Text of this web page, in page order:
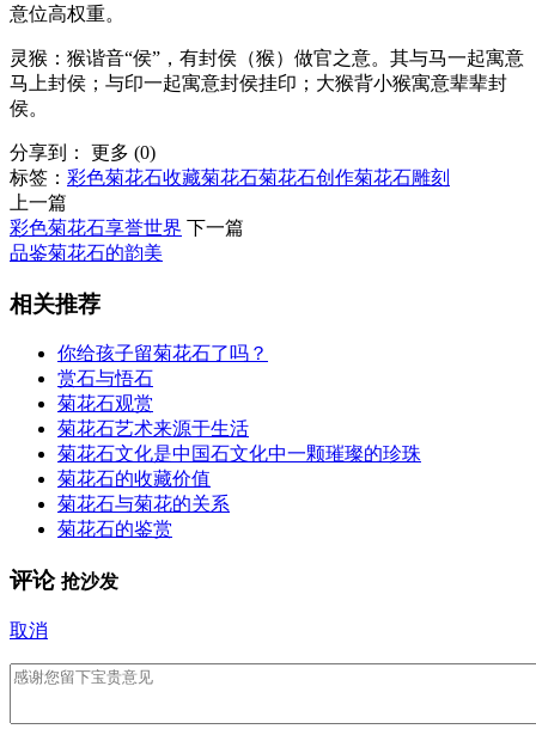
意位高权重。
灵猴：猴谐音“侯”，有封侯（猴）做官之意。其与马一起寓意
马上封侯；与印一起寓意封侯挂印；大猴背小猴寓意辈辈封
侯。
分享到： 更多 (0)
标签： 彩色菊花石收藏菊花石菊花石创作菊花石雕刻
上一篇
彩色菊花石享誉世界 下一篇
品鉴菊花石的韵美
相关推荐
你给孩子留菊花石了吗？
赏石与悟石
菊花石观赏
菊花石艺术来源于生活
菊花石文化是中国石文化中一颗璀璨的珍珠
菊花石的收藏价值
菊花石与菊花的关系
菊花石的鉴赏
评论 抢沙发
取消